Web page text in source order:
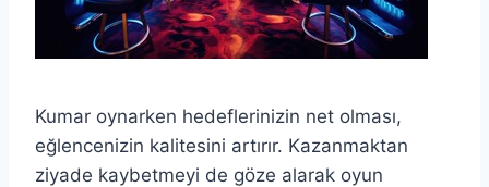
Kumar oynarken hedeflerinizin net olması,
eğlencenizin kalitesini artırır. Kazanmaktan
ziyade kaybetmeyi de göze alarak oyun